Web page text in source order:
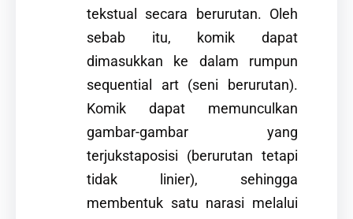
tekstual secara berurutan. Oleh
sebab itu, komik dapat
dimasukkan ke dalam rumpun
sequential art (seni berurutan).
Komik dapat memunculkan
gambar-gambar yang
terjukstaposisi (berurutan tetapi
tidak linier), sehingga
membentuk satu narasi melalui